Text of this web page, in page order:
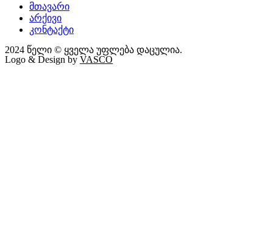
მთავარი
არქივი
კონტაქტი
2024 წელი © ყველა უფლება დაცულია.
Logo & Design by VASCO